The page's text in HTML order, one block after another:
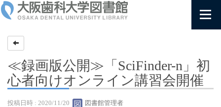
≪録画版公開≫「SciFinder-n」初
心者向けオンライン講習会開催
投稿日時 : 2020/11/20 図書館管理者